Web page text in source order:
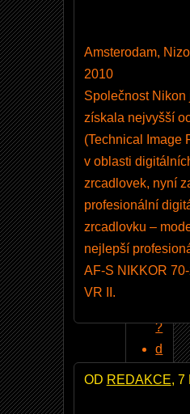
Amsterodam,
2010
Společnost Nikon
získala nejvyšší
(Technical Image
v oblasti
zrcadlovek, nyní
profesionální
zrcadlovku –
nejlepší
AF-S NIKKOR
VR II.
OD REDAKCE, 7
e
n
ú
?
d